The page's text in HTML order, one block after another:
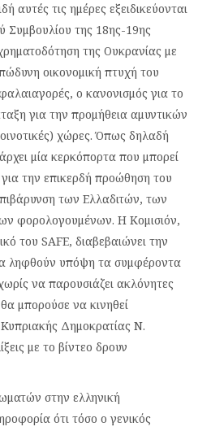
αυτές τις ημέρες εξειδικεύονται
Συμβουλίου της 18ης-19ης
της Ουκρανίας με
οικονομική πτυχή του
ο κανονισμός για το
για την προμήθεια αμυντικών
χώρες. Όπως δηλαδή
μία κερκόπορτα που μπορεί
την επικερδή προώθηση του
των Ελλαδιτών, των
φορολογουμένων. Η Κομισιόν,
του SAFE, διαβεβαιώνει την
ληφθούν υπόψη τα συμφέροντα
να παρουσιάζει ακλόνητες
μπορούσε να κινηθεί
Δημοκρατίας Ν.
με το βίντεο δρουν
στην ελληνική
ότι τόσο ο γενικός